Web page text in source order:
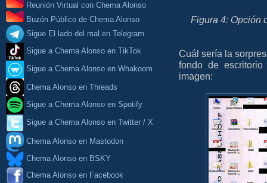
Reunión Virtual con Chema Alonso
Buzón Público de Chema Alonso
Sigue El lado del mal en Telegram
Sigue a Chema Alonso en TikTok
Sigue a Chema Alonso en Whakoom
Chema Alonso en Threads
Sigue a Chema Alonso en Spotify
Sigue a Chema Alonso en Twitter / X
Chema Alonso en Mastodon
Chema Alonso en BSKY
Chema Alonso en Facebook
Figura 4: Opción
Cuál sería la
fondo de
imagen: